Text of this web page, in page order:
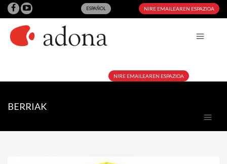
ESPAÑOL NIRE EMAILEAREN ESPAZIOA
NIRE EMAILEAREN ESPAZIOA
BERRIAK